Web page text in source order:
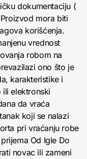
dokumentaciju (
mora biti
korišćenja.
vrednost
robom na
ono što je
karakteristike i
elektronski
da vraća
koji se nalazi
pri vraćanju robe
Od Igle Do
novac ili zameni